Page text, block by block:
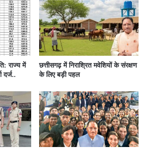
राज्य में
दर्ज..
छत्तीसगढ़ में निराश्रित मवेशियों के संरक्षण
के लिए बड़ी पहल